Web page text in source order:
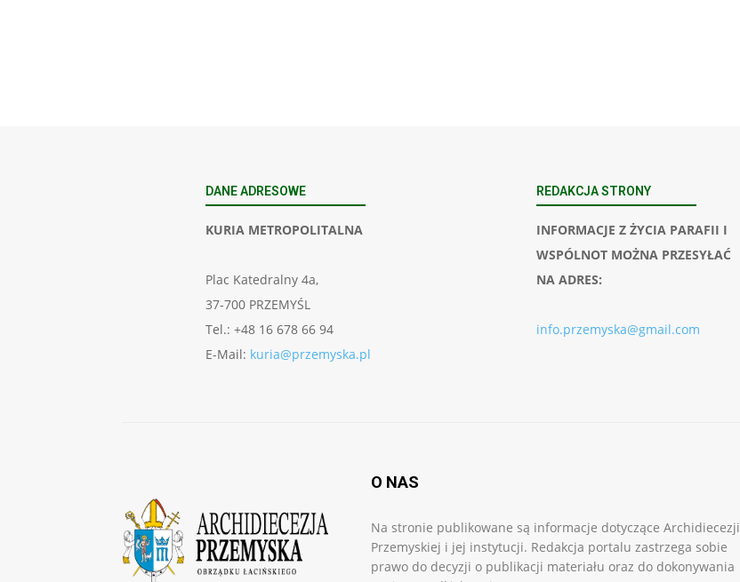
DANE ADRESOWE
KURIA METROPOLITALNA
Plac Katedralny 4a,
37-700 PRZEMYŚL
Tel.: +48 16 678 66 94
E-Mail: kuria@przemyska.pl
REDAKCJA STRONY
INFORMACJE Z ŻYCIA PARAFII I
WSPÓLNOT MOŻNA PRZESYŁAĆ
NA ADRES:
info.przemyska@gmail.com
O NAS
Na stronie publikowane są informacje dotyczące Archidiecezji
Przemyskiej i jej instytucji. Redakcja portalu zastrzega sobie
prawo do decyzji o publikacji materiału oraz do dokonywania